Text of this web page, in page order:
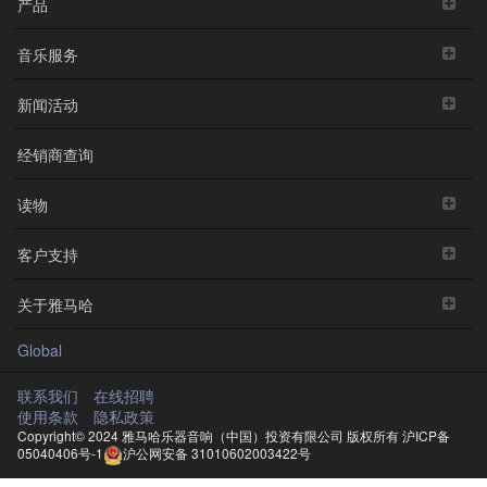
音乐服务
新闻活动
经销商查询
读物
客户支持
关于雅马哈
Global
联系我们
在线招聘
使用条款
隐私政策
Copyright© 2024 雅马哈乐器音响（中国）投资有限公司 版权所有沪ICP备
05040406号-1
沪公网安备 31010602003422号